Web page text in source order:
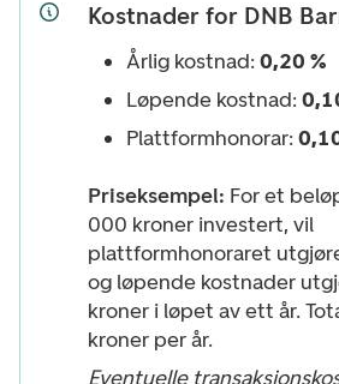
Kostnader for DNB
Årlig kostnad: 0,20 %
Løpende kostnad:
Plattformhonorar:
Priseksempel: For et
000 kroner investert, vil
plattformhonoraret
og løpende kostnader
kroner i løpet av ett år.
kroner per år.
Eventuelle